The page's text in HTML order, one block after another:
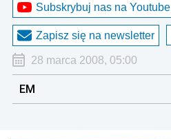
Subskrybuj nas na Youtube
Zapisz się na newsletter
28 marca 2008, 05:00
EM